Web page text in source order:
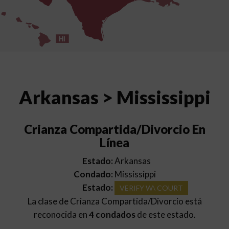
HI
Arkansas > Mississippi
Crianza Compartida/Divorcio En
Línea
Estado:Arkansas
Condado: Mississippi
Estado:
VERIFY W\ COURT
La clase de Crianza Compartida/Divorcio está
reconocida en4 condadosde este estado.